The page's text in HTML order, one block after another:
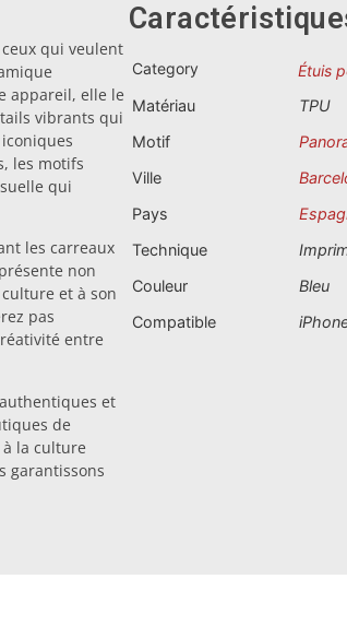
qui veulent
appareil, elle le
vibrants qui
les motifs
qui
les carreaux
non
et à son
pas
entre
et
de
la culture
garantissons
Category
Étuis
Matériau
TPU
Motif
Ville
Pays
Technique
Couleur
Bleu
Compatible